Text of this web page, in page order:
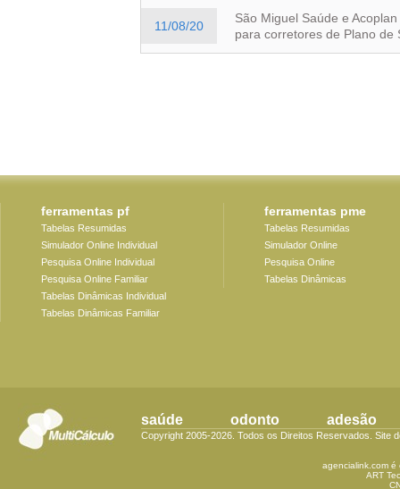
11/08/20
São Miguel Saúde e
para corretores de Plano de
ferramentas pf
Tabelas Resumidas
Simulador Online Individual
Pesquisa Online Individual
Pesquisa Online Familiar
Tabelas Dinâmicas Individual
Tabelas Dinâmicas Familiar
ferramentas pme
Tabelas Resumidas
Simulador Online
Pesquisa Online
Tabelas Dinâmicas
saúde odonto adesão
Copyright 2005-2026. Todos os Direitos Reservados. Site
agencialink.com
ART